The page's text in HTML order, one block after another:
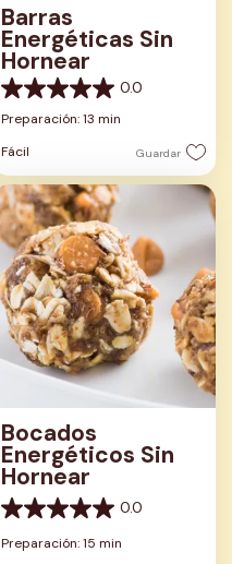
Barras
Energéticas Sin
Hornear
0.0
0.0
de
estrellas.
Preparación: 13 min
Fácil
Guardar
Bocados
Energéticos Sin
Hornear
0.0
0.0
de
Preparación: 15 min